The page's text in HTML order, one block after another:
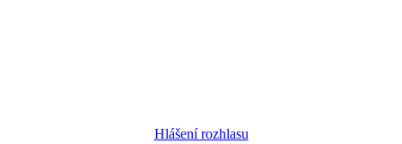
Hlášení rozhlasu